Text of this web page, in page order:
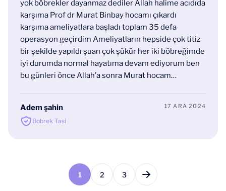
yok böbrekler dayanmaz dediler Allah halime acıdıda
karşıma Prof dr Murat Binbay hocamı çıkardı
karşıma ameliyatlara başladı toplam 35 defa
operasyon geçirdim Ameliyatların hepside çok titiz
bir şekilde yapıldı şuan çok şükür her iki böbreğimde
iyi durumda normal hayatıma devam ediyorum ben
bu günleri önce Allah’a sonra Murat hocam
Adem şahin
Bobrek Tasi
17 ARA 2024
1 2 3